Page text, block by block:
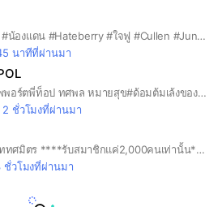
#คัลแลน #พี่จอง #น้องแดน #Hateberry #ใจฟู #Cullen #Jung [บ้านแฟนคลับไม่ใช่ตัวจริง]
นาทีที่ผ่านมา
กลุ่มคนรักและซัพพอร์ตพี่ท็อป ทศพล หมายสุข#ด้อมต้มเล้งของพี่ท็อป
2 ชั่วโมงที่ผ่านมา
#TaitosmitH #ไททศมิตร ****รับสมาชิกแค่2,000คนเท่านั้น**** แอดหงส์ดุมาก ระวังโดนกินตับ
ชั่วโมงที่ผ่านมา